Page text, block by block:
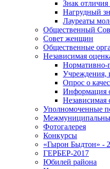
Знак отличия
Нагрудный
Лауреаты
Общественный
Совет женщин
Общественные
Независимая
Нормативно-
Учреждения,
Опрос о
Информация о
Независимая
Уполномоченные
Фотогалерея
Конкурсы
«Гырон Быдтон» -
ГЕРБЕР-2017
Юбилей района